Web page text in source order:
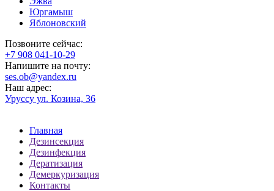
Юргамыш
Яблоновский
Позвоните сейчас:
‪+7 908 041-10-29
Напишите на почту:
ses.ob@yandex.ru
Наш адрес:
Уруссу ул. Козина, 36
Главная
Дезинсекция
Дезинфекция
Дератизация
Демеркуризация
Контакты